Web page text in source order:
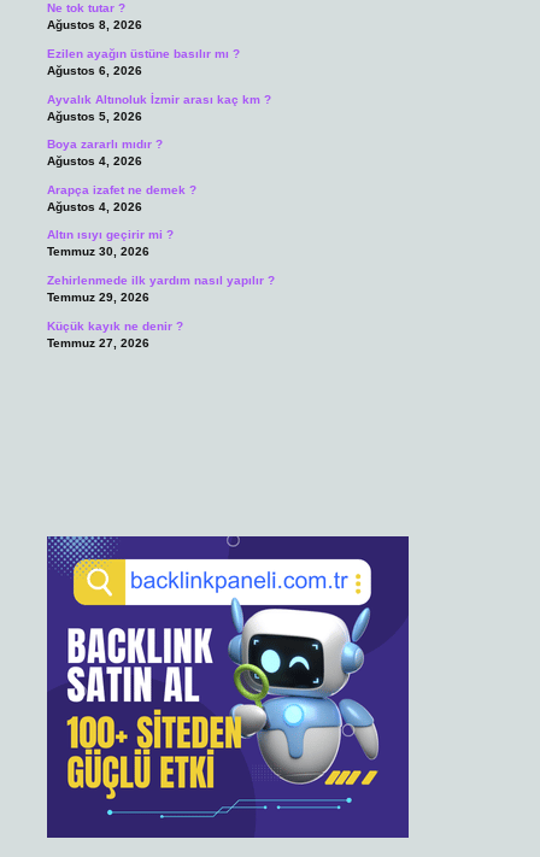
Ne tok tutar ?
Ağustos 8, 2026
Ezilen ayağın üstüne basılır mı ?
Ağustos 6, 2026
Ayvalık Altınoluk İzmir arası kaç km ?
Ağustos 5, 2026
Boya zararlı mıdır ?
Ağustos 4, 2026
Arapça izafet ne demek ?
Ağustos 4, 2026
Altın ısıyı geçirir mi ?
Temmuz 30, 2026
Zehirlenmede ilk yardım nasıl yapılır ?
Temmuz 29, 2026
Küçük kayık ne denir ?
Temmuz 27, 2026